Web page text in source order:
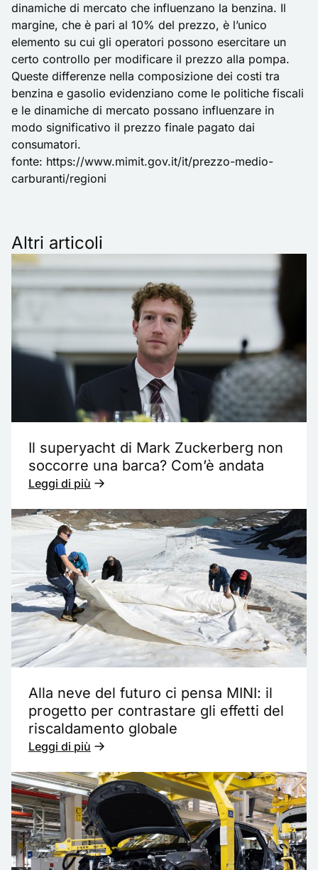
dinamiche di mercato che influenzano la benzina. Il
margine, che è pari al 10% del prezzo, è l’unico
elemento su cui gli operatori possono esercitare un
certo controllo per modificare il prezzo alla pompa.
Queste differenze nella composizione dei costi tra
benzina e gasolio evidenziano come le politiche fiscali
e le dinamiche di mercato possano influenzare in
modo significativo il prezzo finale pagato dai
consumatori.
fonte: https://www.mimit.gov.it/it/prezzo-medio-
carburanti/regioni
Altri articoli
Il superyacht di Mark Zuckerberg non
soccorre una barca? Com’è andata
Leggi di più
Alla neve del futuro ci pensa MINI: il
progetto per contrastare gli effetti del
riscaldamento globale
Leggi di più